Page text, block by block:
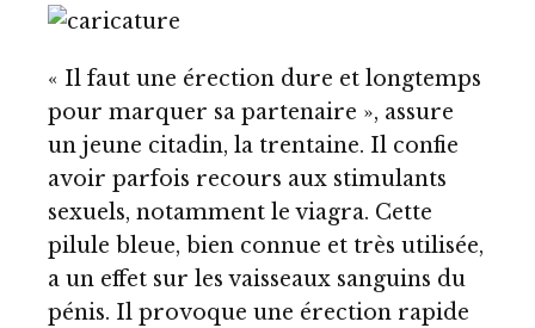
« Il faut une érection dure et longtemps
pour marquer sa partenaire », assure
un jeune citadin, la trentaine. Il confie
avoir parfois recours aux stimulants
sexuels, notamment le viagra. Cette
pilule bleue, bien connue et très utilisée,
a un effet sur les vaisseaux sanguins du
pénis. Il provoque une érection rapide